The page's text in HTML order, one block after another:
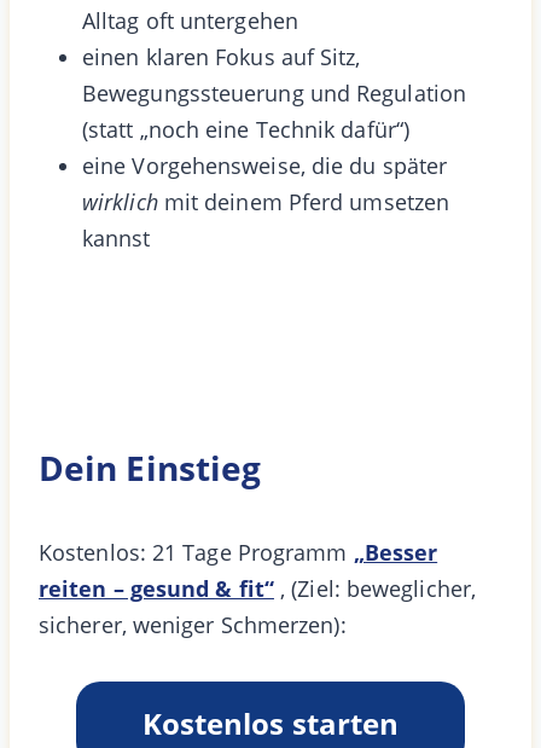
Alltag oft untergehen
einen klaren Fokus auf Sitz,
Bewegungssteuerung und Regulation
(statt „noch eine Technik dafür“)
eine Vorgehensweise, die du später
wirklichmit deinem Pferd umsetzen
kannst
Dein Einstieg
Kostenlos: 21 Tage Programm „Besser
reiten – gesund & fit“ , (Ziel: beweglicher,
sicherer, weniger Schmerzen):
Kostenlos starten